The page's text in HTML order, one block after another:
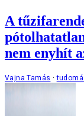
A
nem enyhít
Vajna Tamás